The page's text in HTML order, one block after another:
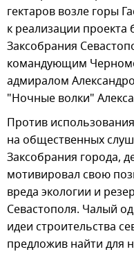
гектаров возле горы
к реализации проекта
Заксобрания
командующим
адмиралом
"Ночные волки"
Против
на общественных
Заксобрания города,
мотивировал свою
вреда экологии и
Севастополя. Чалый
идеи строительства
предложив найти для